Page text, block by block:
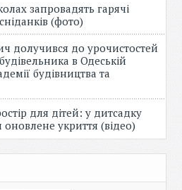
запровадять гарячі
(фото)
долучився до урочистостей
в Одеській
будівництва та
для дітей: у дитсадку
укриття (відео)